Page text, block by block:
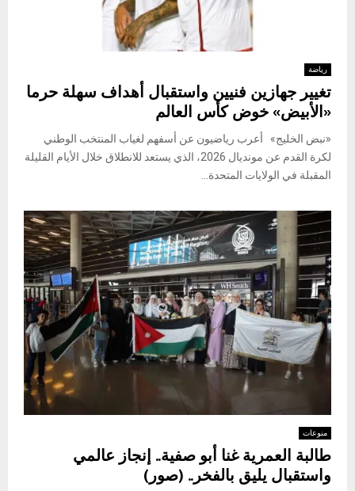
رياضة
تغيير جهازين فنيين واستقبال أهداف سهلة حرما
«الأبيض» خوض كأس العالم
«نبض الخليج» أعرب رياضيون عن أسفهم لغياب المنتخب الوطني
لكرة القدم عن مونديال 2026، الذي يستعد للانطلاق خلال الأيام القليلة
المقبلة في الولايات المتحدة...
منوعات
طالبة العمرية غنا أبو صفية.. إنجاز عالمي
واستقبال يليق بالفخر.. (صور)